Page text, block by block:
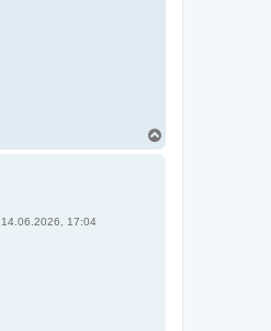
14.06.2026, 17:04